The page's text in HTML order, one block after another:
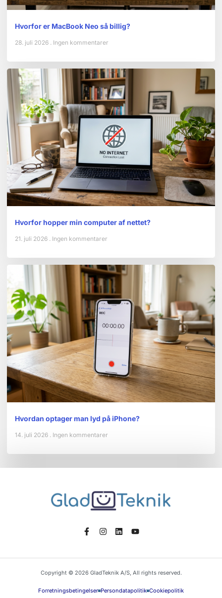
Hvorfor er MacBook Neo så billig?
28. juli 2026 Ingen kommentarer
Hvorfor hopper min computer af nettet?
21. juli 2026 Ingen kommentarer
Hvordan optager man lyd på iPhone?
14. juli 2026 Ingen kommentarer
Copyright © 2026 GladTeknik A/S, All rights reserved.
Forretningsbetingelser Persondatapolitik Cookiepolitik